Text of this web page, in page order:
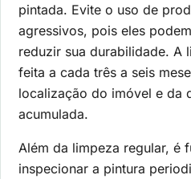
pintada. Evite o uso de
agressivos, pois eles
reduzir sua durabilidade. A
feita a cada três a seis
localização do imóvel e da
acumulada.
Além da limpeza regular, é
inspecionar a pintura